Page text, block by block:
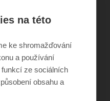
Sirius, o.p.s.
8876
e-mailem
webu
na této
ke shromažďování
a používání
ze sociálních
obsahu a